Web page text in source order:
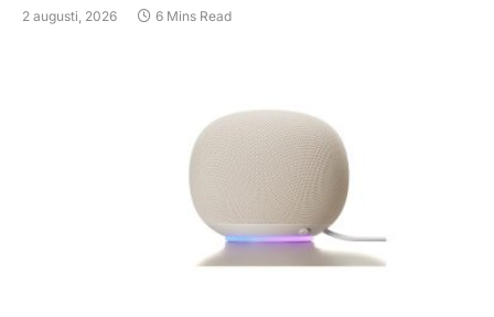
2 augusti, 2026 6 Mins Read